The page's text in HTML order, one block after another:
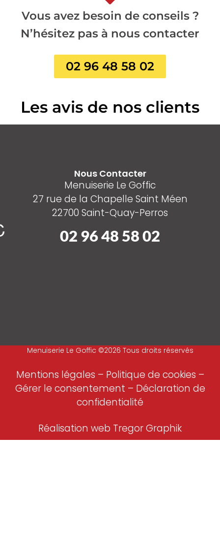
Vous avez besoin de conseils ?
N’hésitez pas à nous contacter
02 96 48 58 02
Les avis de nos clients
Nous Contacter
Menuiserie Le Goffic
27 rue de la Chapelle Saint Méen
22700 Saint-Quay-Perros
02 96 48 58 02
Menuiserie Le Goffic ©2026 Tous droits réservés
Mentions légales – Politique de cookies –
Gérer le consentement – Déclaration de
confidentialité
Réalisation web Tregor Graphik